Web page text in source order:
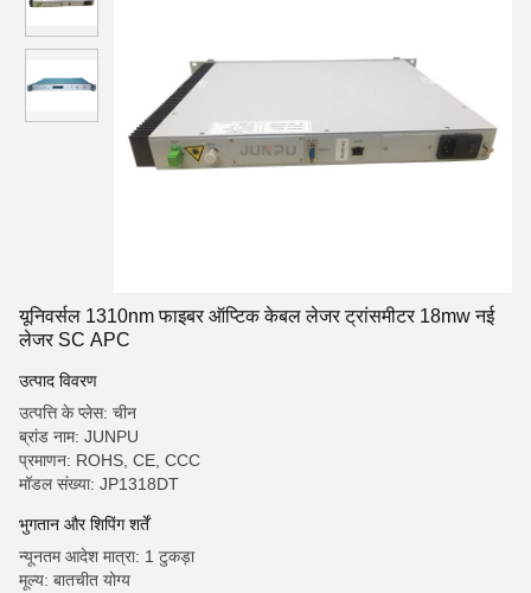
यूनिवर्सल 1310nm फाइबर ऑप्टिक केबल लेजर ट्रांसमीटर 18mw नई
लेजर SC APC
उत्पाद विवरण
उत्पत्ति के प्लेस: चीन
ब्रांड नाम: JUNPU
प्रमाणन: ROHS, CE, CCC
मॉडल संख्या: JP1318DT
भुगतान और शिपिंग शर्तें
न्यूनतम आदेश मात्रा: 1 टुकड़ा
मूल्य: बातचीत योग्य